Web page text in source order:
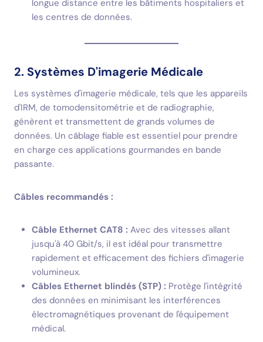
longue distance entre les bâtiments hospitaliers et
les centres de données.
2. Systèmes D'imagerie Médicale
Les systèmes d'imagerie médicale, tels que les appareils
d'IRM, de tomodensitométrie et de radiographie,
génèrent et transmettent de grands volumes de
données. Un câblage fiable est essentiel pour prendre
en charge ces applications gourmandes en bande
passante.
Câbles recommandés :
Câble Ethernet CAT8 : Avec des vitesses allant
jusqu'à 40 Gbit/s, il est idéal pour transmettre
rapidement et efficacement des fichiers d'imagerie
volumineux.
Câbles Ethernet blindés (STP) : Protège l'intégrité
des données en minimisant les interférences
électromagnétiques provenant de l'équipement
médical.